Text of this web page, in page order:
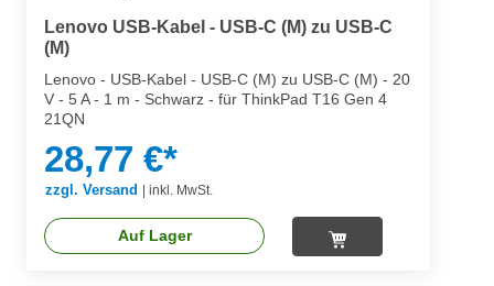
Lenovo USB-Kabel - USB-C (M) zu USB-C
(M)
Lenovo - USB-Kabel - USB-C (M) zu USB-C (M) - 20
V - 5 A - 1 m - Schwarz - für ThinkPad T16 Gen 4
21QN
28,77 €*
zzgl. Versand inkl. MwSt.
Auf Lager